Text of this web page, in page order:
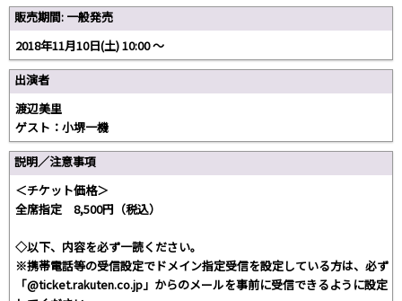
販売期間: 一般発売
2018年11月10日(土) 10:00 〜
出演者
渡辺美里
ゲスト：小堺一機
説明／注意事項
＜チケット価格＞
全席指定 8,500円（税込）
◇以下、内容を必ず一読ください。
※携帯電話等の受信設定でドメイン指定受信を設定している方は、必ず
「@ticket.rakuten.co.jp」からのメールを事前に受信できるように設定